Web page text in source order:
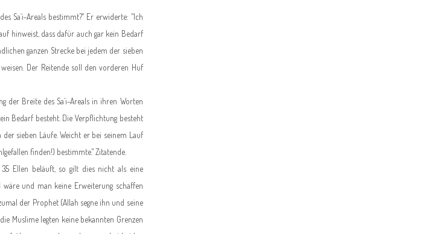
Sa´i-Areals bestimmt?" Er erwiderte: "Ich
hinweist, dass dafür auch gar kein Bedarf
ganzen Strecke bei jedem der sieben
Der Reitende soll den vorderen Huf
Breite des Sa´i-Areals in ihren Worten
Bedarf besteht. Die Verpflichtung besteht
sieben Läufe. Weicht er bei seinem Lauf
finden!) bestimmte." Zitatende.
Ellen beläuft, so gilt dies nicht als eine
wäre und man keine Erweiterung schaffen
der Prophet (Allah segne ihn und seine
Muslime legten keine bekannten Grenzen